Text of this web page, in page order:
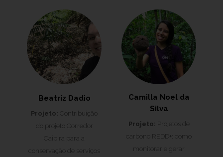
Beatriz Dadio
Projeto: Contribuição
do projeto Corredor
Caipira para a
conservação de serviços
Camilla Noel da
Silva
Projeto: Projetos de
carbono REDD+: como
monitorar e gerar